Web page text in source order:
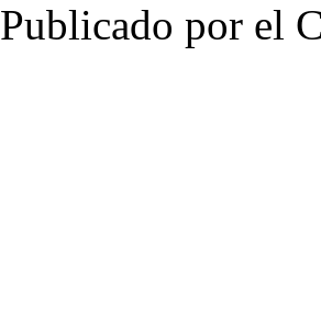
Publicado por el